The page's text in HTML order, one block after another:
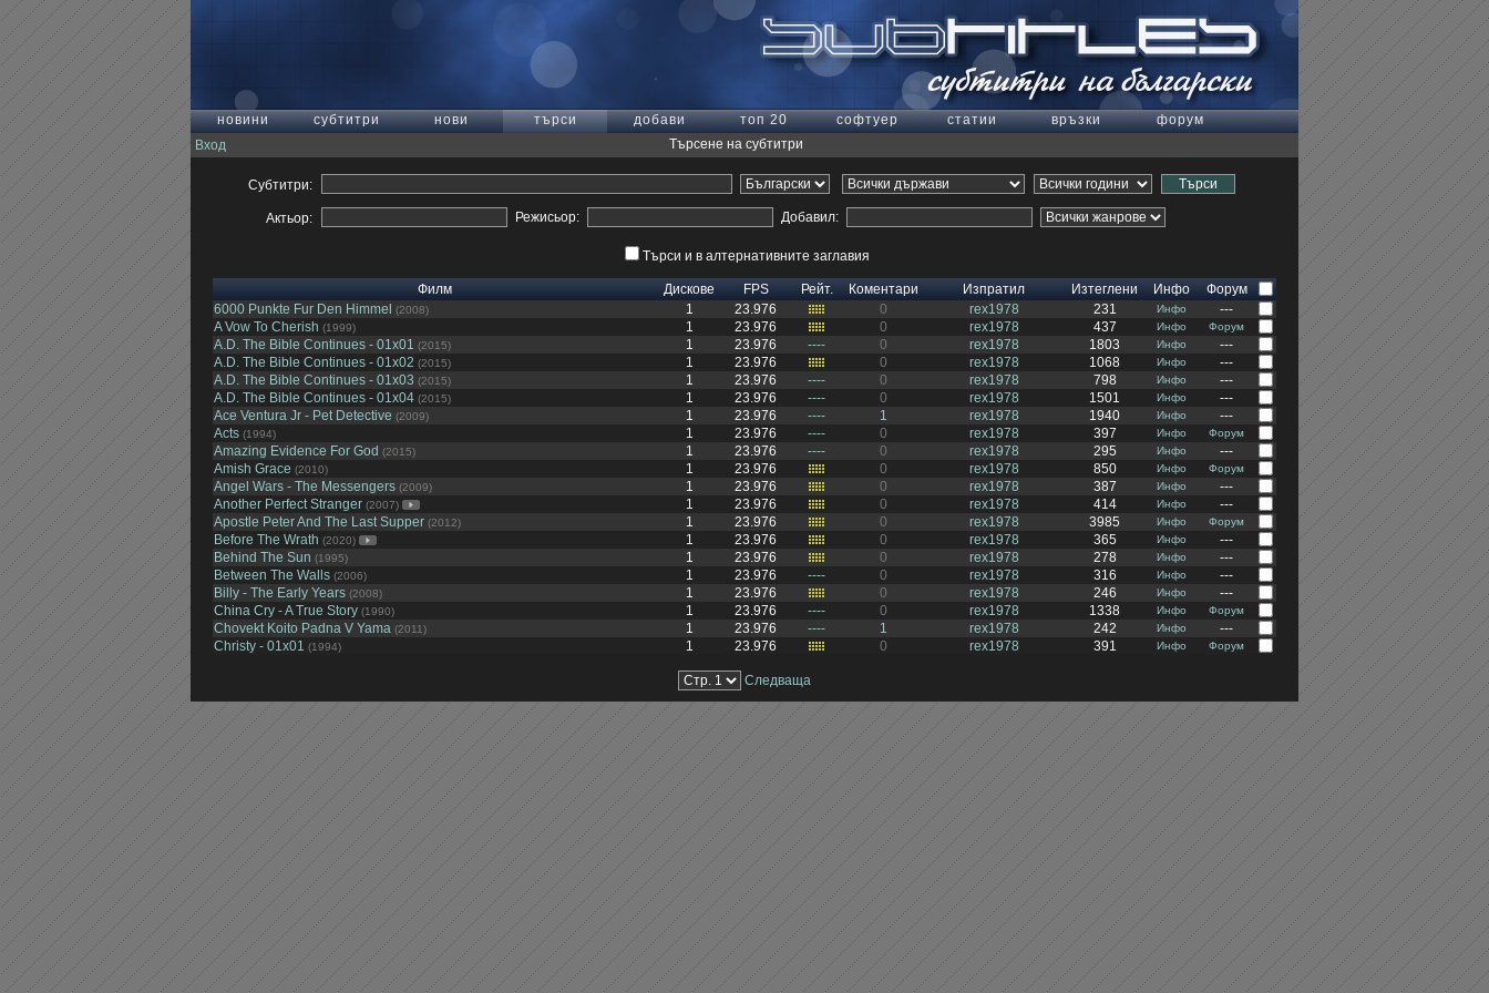
новини субтитри нови търси добави топ 20 софтуер статии връзки
форум
Вход
Търсене на субтитри
Субтитри:
Актьор: Режисьор: Добавил:
Търси и в алтернативните заглавия
Филм Дискове FPS Рейт. Коментари Изпратил Изтеглени Инфо
Форум
6000 Punkte Fur Den Himmel (2008) 1 23.976 0 rex1978 231 Инфо
---
A Vow To Cherish (1999) 1 23.976 0 rex1978 437 Инфо Форум
A.D. The Bible Continues - 01x01 (2015) 1 23.976 ---- 0 rex1978 1803 Инфо
---
A.D. The Bible Continues - 01x02 (2015) 1 23.976 0 rex1978 1068 Инфо
---
A.D. The Bible Continues - 01x03 (2015) 1 23.976 ---- 0 rex1978 798 Инфо
---
A.D. The Bible Continues - 01x04 (2015) 1 23.976 ---- 0 rex1978 1501 Инфо
---
Ace Ventura Jr - Pet Detective (2009) 1 23.976 ---- 1 rex1978 1940 Инфо
---
Acts (1994) 1 23.976 ---- 0 rex1978 397 Инфо Форум
Amazing Evidence For God (2015) 1 23.976 ---- 0 rex1978 295 Инфо
---
Amish Grace (2010) 1 23.976 0 rex1978 850 Инфо Форум
Angel Wars - The Messengers (2009) 1 23.976 0 rex1978 387 Инфо
---
Another Perfect Stranger (2007) 1 23.976 0 rex1978 414 Инфо
---
Apostle Peter And The Last Supper (2012) 1 23.976 0 rex1978 3985 Инфо Форум
Before The Wrath (2020) 1 23.976 0 rex1978 365 Инфо
---
Behind The Sun (1995) 1 23.976 0 rex1978 278 Инфо
---
Between The Walls (2006) 1 23.976 ---- 0 rex1978 316 Инфо
---
Billy - The Early Years (2008) 1 23.976 0 rex1978 246 Инфо
---
China Cry - A True Story (1990) 1 23.976 ---- 0 rex1978 1338 Инфо Форум
Chovekt Koito Padna V Yama (2011) 1 23.976 ---- 1 rex1978 242 Инфо
---
Christy - 01x01 (1994) 1 23.976 0 rex1978 391 Инфо Форум
Следваща